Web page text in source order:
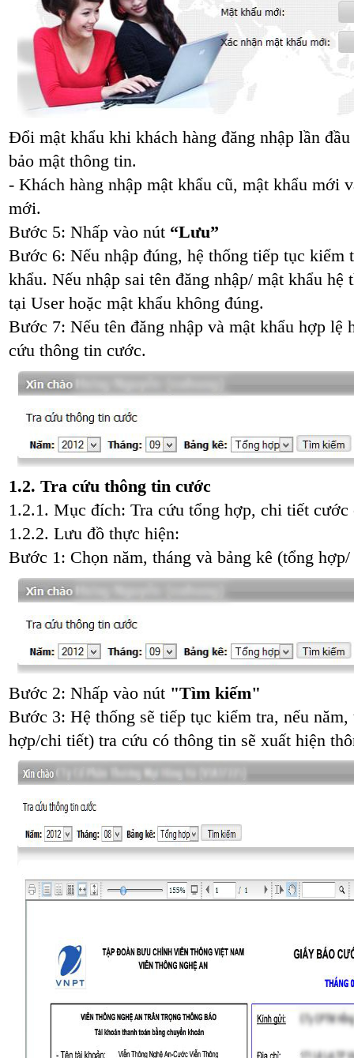
Đổi mật khẩu khi khách hàng đăng nhập lần
bảo mật thông tin.
- Khách hàng nhập mật khẩu cũ, mật khẩu mới
mới.
Bước 5: Nhấp vào nút “Lưu”
Bước 6: Nếu nhập đúng, hệ thống tiếp tục kiểm
khẩu. Nếu nhập sai tên đăng nhập/ mật khẩu hệ
tại User hoặc mật khẩu không đúng.
Bước 7: Nếu tên đăng nhập và mật khẩu hợp lệ
cứu thông tin cước.
1.2. Tra cứu thông tin cước
1.2.1. Mục đích: Tra cứu tổng hợp, chi tiết
1.2.2. Lưu đồ thực hiện:
Bước 1: Chọn năm, tháng và bảng kê (tổng
Bước 2: Nhấp vào nút "Tìm kiếm"
Bước 3: Hệ thống sẽ tiếp tục kiểm tra, nếu năm,
hợp/chi tiết) tra cứu có thông tin sẽ xuất hiện